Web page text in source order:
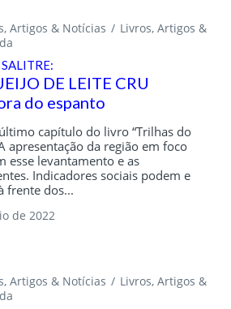
Artigos & Notícias
Livros, Artigos &
DE LEITE CRU
do espanto
capítulo do livro “Trilhas do
apresentação da região em foco
esse levantamento e as
Indicadores sociais podem e
frente dos...
de 2022
Artigos & Notícias
Livros, Artigos &